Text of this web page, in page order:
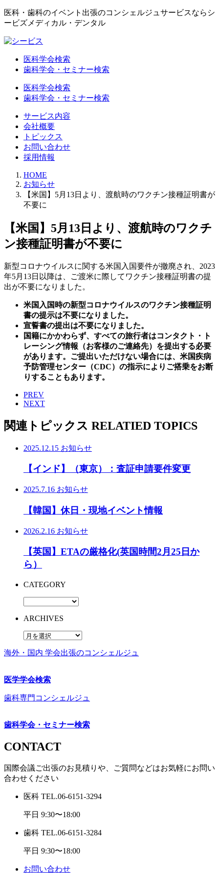
医科・歯科のイベント出張のコンシェルジュサービスならシ
ービズメディカル・デンタル
医科学会検索
歯科学会・セミナー検索
医科学会検索
歯科学会・セミナー検索
サービス内容
会社概要
トピックス
お問い合わせ
採用情報
HOME
お知らせ
【米国】5月13日より、渡航時のワクチン接種証明書が
不要に
【米国】5月13日より、渡航時のワクチ
ン接種証明書が不要に
新型コロナウイルスに関する米国入国要件が撤廃され、2023
年5月13日以降は、ご渡米に際してワクチン接種証明書の提
出が不要になりました。
米国入国時の新型コロナウイルスのワクチン接種証明
書の提示は不要になりました。
宣誓書の提出は不要になりました。
国籍にかかわらず、すべての旅行者はコンタクト・ト
レーシング情報（お客様のご連絡先）を提出する必要
があります。ご提出いただけない場合には、米国疾病
予防管理センター（CDC）の指示によりご搭乗をお断
りすることもあります。
PREV
NEXT
関連トピックス RELATIED TOPICS
2025.12.15 お知らせ
【インド】（東京）：査証申請要件変更
2025.7.16 お知らせ
【韓国】休日・現地イベント情報
2026.2.16 お知らせ
【英国】ETAの厳格化(英国時間2月25日か
ら）
CATEGORY
ARCHIVES
海外・国内 学会出張のコンシェルジュ
医学学会検索
歯科専門コンシェルジュ
歯科学会・セミナー検索
CONTACT
国際会議ご出張のお見積りや、ご質問などはお気軽にお問い
合わせください
医科 TEL.06-6151-3294
平日 9:30〜18:00
歯科 TEL.06-6151-3284
平日 9:30〜18:00
お問い合わせ